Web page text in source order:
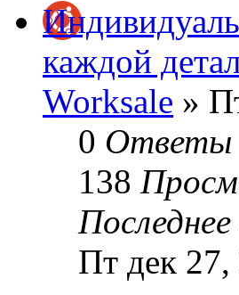
каждой
Worksale »
0 Ответы
138
Пт дек